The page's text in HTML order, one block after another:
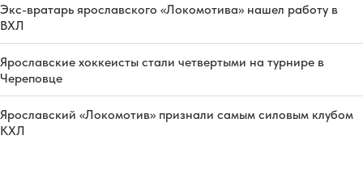
Экс-вратарь ярославского «Локомотива» нашел работу в
ВХЛ
Ярославские хоккеисты стали четвертыми на турнире в
Череповце
Ярославский «Локомотив» признали самым силовым клубом
КХЛ